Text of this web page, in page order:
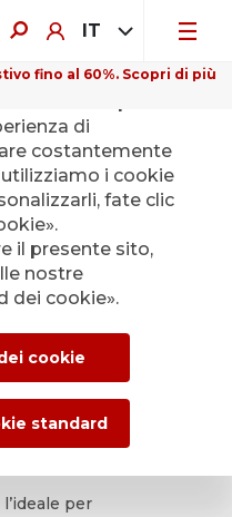
IT
fino al 60%. Scopri di più
per
di
costantemente
i cookie
fate clic
il presente sito,
nostre
dei cookie».
cookie
standard